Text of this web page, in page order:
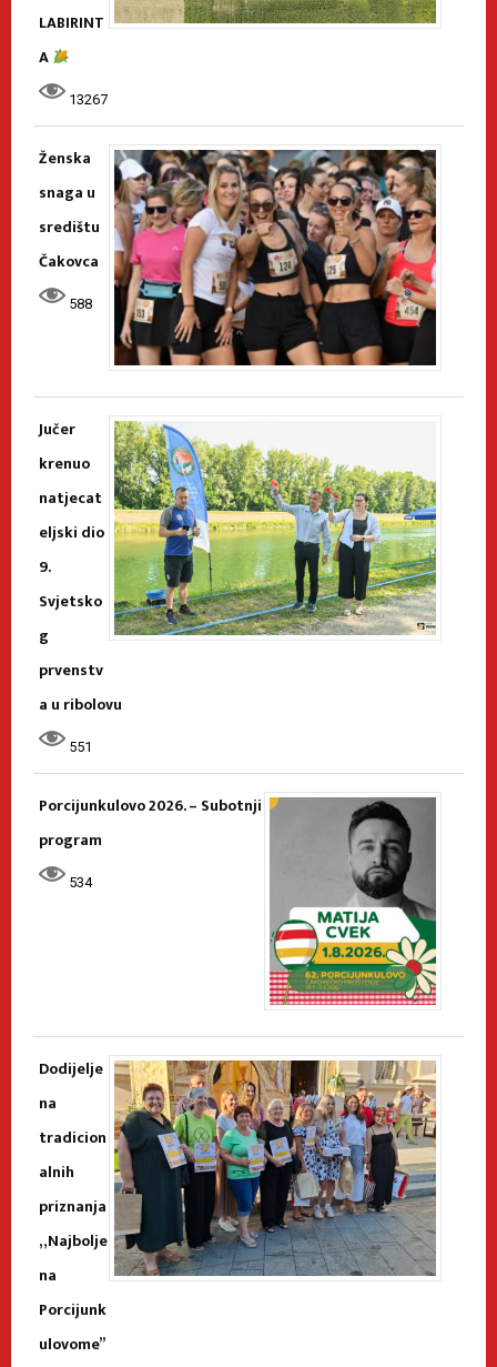
LABIRINT
A
13267
Ženska
snaga u
središtu
Čakovca
588
Jučer
krenuo
natjecat
eljski dio
9.
Svjetsko
g
prvenstv
a u ribolovu
551
Porcijunkulovo 2026. – Subotnji
program
534
Dodijelje
na
tradicion
alnih
priznanja
„Najbolje
na
Porcijunk
ulovome”